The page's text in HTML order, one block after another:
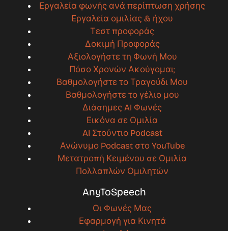
Εργαλεία φωνής ανά περίπτωση χρήσης
Εργαλεία ομιλίας & ήχου
Τεστ προφοράς
Δοκιμή Προφοράς
Αξιολογήστε τη Φωνή Μου
Πόσο Χρονών Ακούγομαι;
Βαθμολογήστε το Τραγούδι Μου
Βαθμολογήστε το γέλιο μου
Διάσημες AI Φωνές
Εικόνα σε Ομιλία
AI Στούντιο Podcast
Ανώνυμο Podcast στο YouTube
Μετατροπή Κειμένου σε Ομιλία
Πολλαπλών Ομιλητών
AnyToSpeech
Οι Φωνές Μας
Εφαρμογή για Κινητά